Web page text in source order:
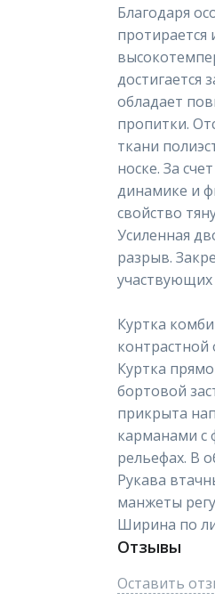
Благодаря
достигается
обладает
пропитки.
ткани
носке. За
динамике и
свойство
Усиленная
разрыв.
участвующих
Куртка
Куртка
бортовой
прикрыта
карманами с
рельефах. В
Рукава
манжеты
Ширина по
Отзывы
Оставить